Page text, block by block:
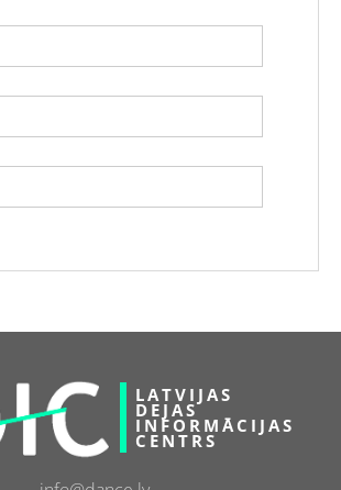
LATVIJAS
DEJAS
INFORMĀCIJAS
CENTRS